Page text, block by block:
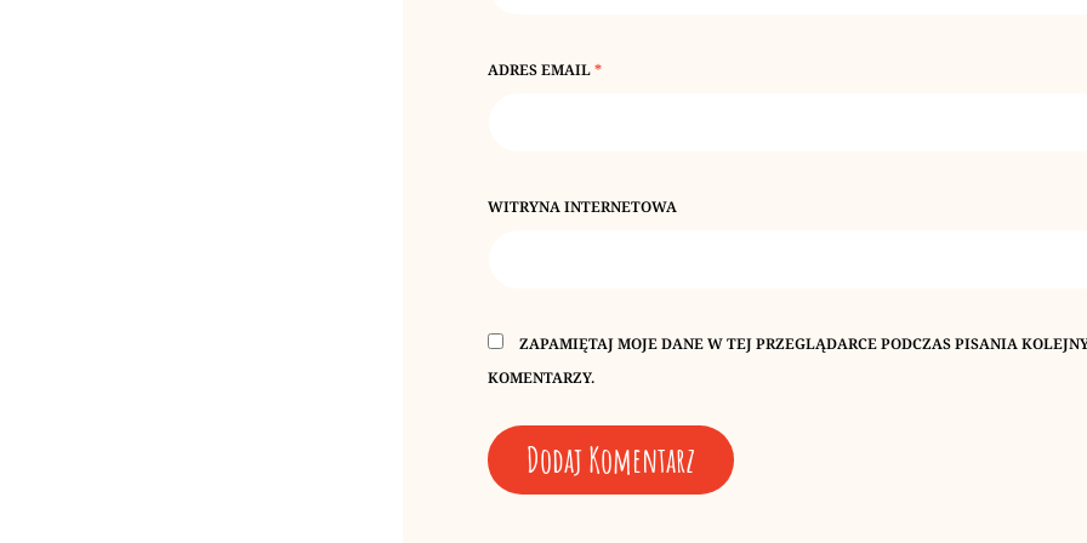
ADRES EMAIL*
WITRYNA INTERNETOWA
ZAPAMIĘTAJ MOJE DANE W TEJ PRZEGLĄDARCE PODCZAS PISANIA
KOMENTARZY.